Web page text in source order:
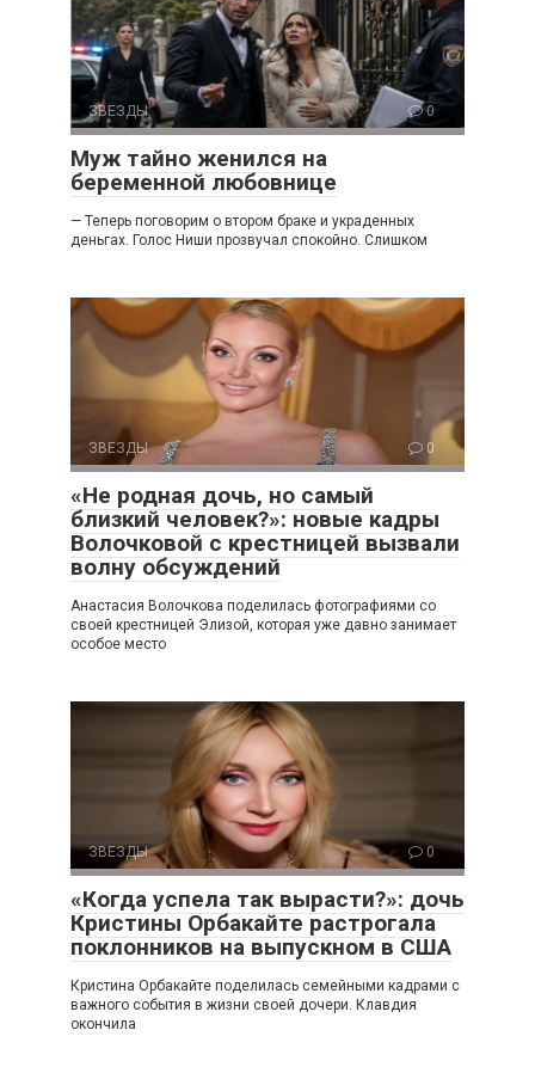
ЗВЕЗДЫ 0
Муж тайно женился на
беременной любовнице
— Теперь поговорим о втором браке и украденных
деньгах. Голос Ниши прозвучал спокойно. Слишком
ЗВЕЗДЫ 0
«Не родная дочь, но самый
близкий человек?»: новые кадры
Волочковой с крестницей вызвали
волну обсуждений
Анастасия Волочкова поделилась фотографиями со
своей крестницей Элизой, которая уже давно занимает
особое место
ЗВЕЗДЫ 0
«Когда успела так вырасти?»: дочь
Кристины Орбакайте растрогала
поклонников на выпускном в США
Кристина Орбакайте поделилась семейными кадрами с
важного события в жизни своей дочери. Клавдия
окончила